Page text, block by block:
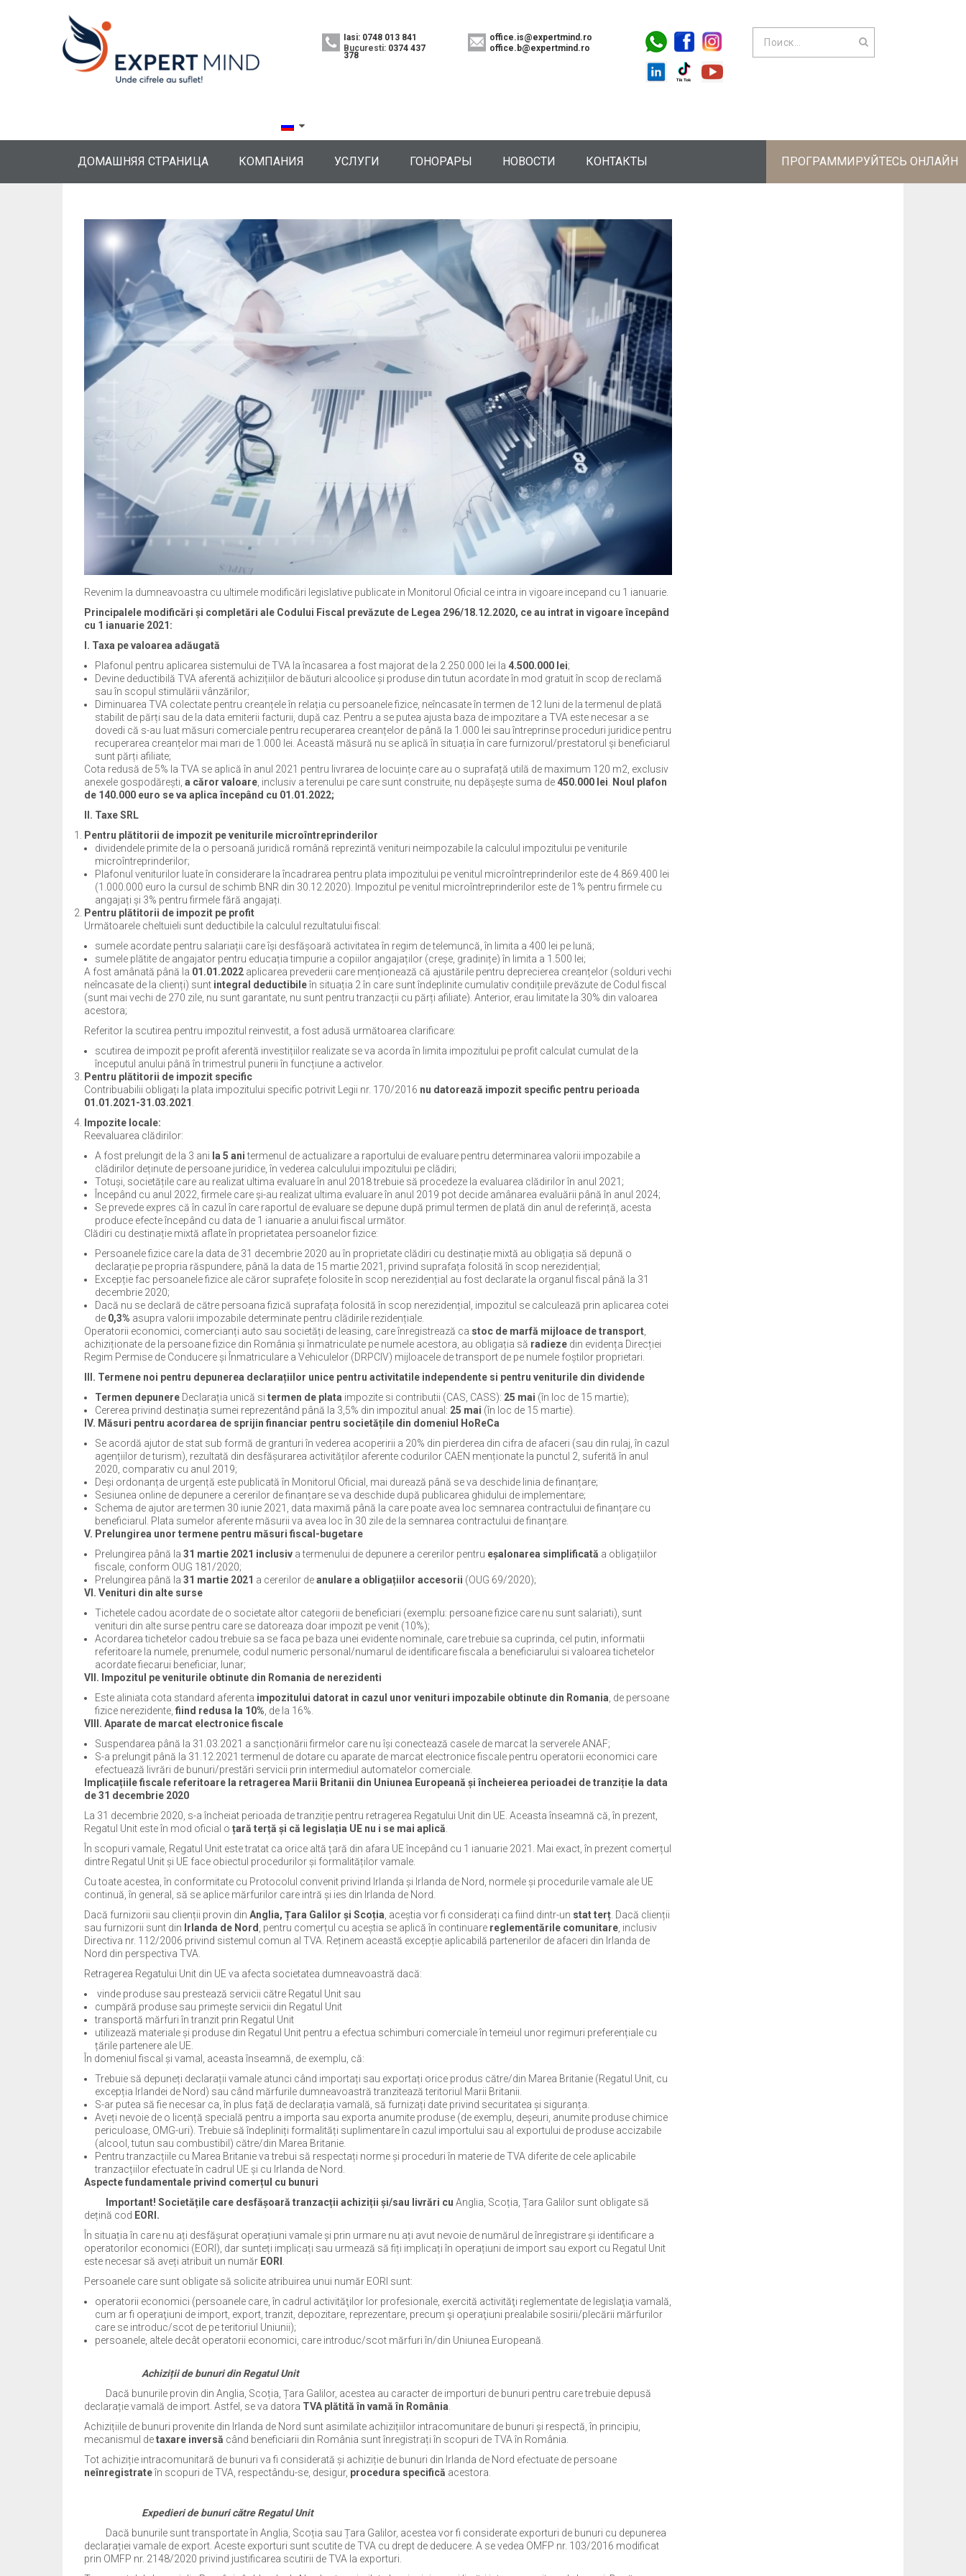
Iasi: 0748 013 841
Bucuresti: 0374 437
378
office.is@expertmind.ro
office.b@expertmind.ro
ДОМАШНЯЯ СТРАНИЦА КОМПАНИЯ УСЛУГИ ГОНОРАРЫ НОВОСТИ КОНТАКТЫ ПРОГРАММИРУЙТЕСЬ ОНЛАЙН
Revenim la dumneavoastra cu ultimele modificări legislative publicate in Monitorul Oficial ce intra in vigoare incepand cu 1 ianuarie.
Principalele modificări și completări ale Codului Fiscal prevăzute de Legea 296/18.12.2020, ce au intrat in vigoare începând
cu 1 ianuarie 2021:
I. Taxa pe valoarea adăugată
Plafonul pentru aplicarea sistemului de TVA la încasarea a fost majorat de la 2.250.000 lei la 4.500.000 lei;
Devine deductibilă TVA aferentă achizițiilor de băuturi alcoolice și produse din tutun acordate în mod gratuit în scop de reclamă
sau în scopul stimulării vânzărilor;
Diminuarea TVA colectate pentru creanțele în relația cu persoanele fizice, neîncasate în termen de 12 luni de la termenul de plată
stabilit de părți sau de la data emiterii facturii, după caz. Pentru a se putea ajusta baza de impozitare a TVA este necesar a se
dovedi că s-au luat măsuri comerciale pentru recuperarea creanțelor de până la 1.000 lei sau întreprinse proceduri juridice pentru
recuperarea creanțelor mai mari de 1.000 lei. Această măsură nu se aplică în situația în care furnizorul/prestatorul și beneficiarul
sunt părți afiliate;
Cota redusă de 5% la TVA se aplică în anul 2021 pentru livrarea de locuințe care au o suprafață utilă de maximum 120 m2, exclusiv
anexele gospodărești, a căror valoare, inclusiv a terenului pe care sunt construite, nu depășește suma de 450.000 lei. Noul plafon
de 140.000 euro se va aplica începând cu 01.01.2022;
II. Taxe SRL
Pentru plătitorii de impozit pe veniturile microîntreprinderilor
dividendele primite de la o persoană juridică română reprezintă venituri neimpozabile la calculul impozitului pe veniturile
microîntreprinderilor;
Plafonul veniturilor luate în considerare la încadrarea pentru plata impozitului pe venitul microîntreprinderilor este de 4.869.400 lei
(1.000.000 euro la cursul de schimb BNR din 30.12.2020). Impozitul pe venitul microîntreprinderilor este de 1% pentru firmele cu
angajați și 3% pentru firmele fără angajați.
Pentru plătitorii de impozit pe profit
Următoarele cheltuieli sunt deductibile la calculul rezultatului fiscal:
sumele acordate pentru salariații care își desfășoară activitatea în regim de telemuncă, în limita a 400 lei pe lună;
sumele plătite de angajator pentru educația timpurie a copiilor angajaților (creșe, gradinițe) în limita a 1.500 lei;
A fost amânată până la 01.01.2022 aplicarea prevederii care menționează că ajustările pentru deprecierea creanțelor (solduri vechi
neîncasate de la clienți) sunt integral deductibileîn situația 2 în care sunt îndeplinite cumulativ condițiile prevăzute de Codul fiscal
(sunt mai vechi de 270 zile, nu sunt garantate, nu sunt pentru tranzacții cu părți afiliate). Anterior, erau limitate la 30% din valoarea
acestora;
Referitor la scutirea pentru impozitul reinvestit, a fost adusă următoarea clarificare:
scutirea de impozit pe profit aferentă investițiilor realizate se va acorda în limita impozitului pe profit calculat cumulat de la
începutul anului până în trimestrul punerii în funcțiune a activelor.
Pentru plătitorii de impozit specific
Contribuabilii obligați la plata impozitului specific potrivit Legii nr. 170/2016 nu datorează impozit specific pentru perioada
01.01.2021-31.03.2021 .
Impozite locale:
Reevaluarea clădirilor:
A fost prelungit de la 3 ani la 5 anitermenul de actualizare a raportului de evaluare pentru determinarea valorii impozabile a
clădirilor deținute de persoane juridice, în vederea calculului impozitului pe clădiri;
Totuși, societățile care au realizat ultima evaluare în anul 2018 trebuie să procedeze la evaluarea clădirilor în anul 2021;
Începând cu anul 2022, firmele care și-au realizat ultima evaluare în anul 2019 pot decide amânarea evaluării până în anul 2024;
Se prevede expres că în cazul în care raportul de evaluare se depune după primul termen de plată din anul de referință, acesta
produce efecte începând cu data de 1 ianuarie a anului fiscal următor.
Clădiri cu destinație mixtă aflate în proprietatea persoanelor fizice:
Persoanele fizice care la data de 31 decembrie 2020 au în proprietate clădiri cu destinație mixtă au obligația să depună o
declarație pe propria răspundere, până la data de 15 martie 2021, privind suprafața folosită în scop nerezidențial;
Excepție fac persoanele fizice ale căror suprafețe folosite în scop nerezidențial au fost declarate la organul fiscal până la 31
decembrie 2020;
Dacă nu se declară de către persoana fizică suprafața folosită în scop nerezidențial, impozitul se calculează prin aplicarea cotei
de 0,3% asupra valorii impozabile determinate pentru clădirile rezidențiale.
Operatorii economici, comercianți auto sau societăți de leasing, care înregistrează ca stoc de marfă mijloace de transport,
achiziționate de la persoane fizice din România și înmatriculate pe numele acestora, au obligația să radieze din evidența Direcției
Regim Permise de Conducere și Înmatriculare a Vehiculelor (DRPCIV) mijloacele de transport de pe numele foștilor proprietari.
III. Termene noi pentru depunerea declarațiilor unice pentru activitatile independente si pentru veniturile din dividende
Termen depunere Declarația unică si termen de plata impozite si contributii (CAS, CASS): 25 mai (în loc de 15 martie);
Cererea privind destinația sumei reprezentând până la 3,5% din impozitul anual: 25 mai (în loc de 15 martie).
IV. Măsuri pentru acordarea de sprijin financiar pentru societățile din domeniul HoReCa
Se acordă ajutor de stat sub formă de granturi în vederea acoperirii a 20% din pierderea din cifra de afaceri (sau din rulaj, în cazul
agențiilor de turism), rezultată din desfășurarea activităților aferente codurilor CAEN menționate la punctul 2, suferită în anul
2020, comparativ cu anul 2019;
Deși ordonanța de urgență este publicată în Monitorul Oficial, mai durează până se va deschide linia de finanțare;
Sesiunea online de depunere a cererilor de finanțare se va deschide după publicarea ghidului de implementare;
Schema de ajutor are termen 30 iunie 2021, data maximă până la care poate avea loc semnarea contractului de finanțare cu
beneficiarul. Plata sumelor aferente măsurii va avea loc în 30 zile de la semnarea contractului de finanțare.
V. Prelungirea unor termene pentru măsuri fiscal-bugetare
Prelungirea până la 31 martie 2021 inclusiv a termenului de depunere a cererilor pentru eșalonarea simplificată a obligațiilor
fiscale, conform OUG 181/2020;
Prelungirea până la 31 martie 2021 a cererilor deanulare a obligațiilor accesorii (OUG 69/2020);
VI. Venituri din alte surse
Tichetele cadou acordate de o societate altor categorii de beneficiari (exemplu: persoane fizice care nu sunt salariati), sunt
venituri din alte surse pentru care se datoreaza doar impozit pe venit (10%);
Acordarea tichetelor cadou trebuie sa se faca pe baza unei evidente nominale, care trebuie sa cuprinda, cel putin, informatii
referitoare la numele, prenumele, codul numeric personal/numarul de identificare fiscala a beneficiarului si valoarea tichetelor
acordate fiecarui beneficiar, lunar;
VII. Impozitul pe veniturile obtinute din Romania de nerezidenti
Este aliniata cota standard aferenta impozitului datorat in cazul unor venituri impozabile obtinute din Romania, de persoane
fizice nerezidente, fiind redusa la 10%, de la 16%.
VIII. Aparate de marcat electronice fiscale
Suspendarea până la 31.03.2021 a sancționării firmelor care nu își conectează casele de marcat la serverele ANAF;
S-a prelungit până la 31.12.2021 termenul de dotare cu aparate de marcat electronice fiscale pentru operatorii economici care
efectuează livrări de bunuri/prestări servicii prin intermediul automatelor comerciale.
Implicațiile fiscale referitoare la retragerea Marii Britanii din Uniunea Europeană și încheierea perioadei de tranziție la data
de 31 decembrie 2020
La 31 decembrie 2020, s-a încheiat perioada de tranziție pentru retragerea Regatului Unit din UE. Aceasta înseamnă că, în prezent,
Regatul Unit este în mod oficial o țară terță și că legislația UE nu i se mai aplică.
În scopuri vamale, Regatul Unit este tratat ca orice altă țară din afara UE începând cu 1 ianuarie 2021. Mai exact, în prezent comerțul
dintre Regatul Unit și UE face obiectul procedurilor și formalităților vamale.
Cu toate acestea, în conformitate cu Protocolul convenit privind Irlanda și Irlanda de Nord, normele și procedurile vamale ale UE
continuă, în general, să se aplice mărfurilor care intră și ies din Irlanda de Nord.
Dacă furnizorii sau clienții provin din Anglia, Țara Galilor și Scoția, aceștia vor fi considerați ca fiind dintr-un stat terț. Dacă clienții
sau furnizorii sunt din Irlanda de Nord, pentru comerțul cu aceștia se aplică în continuare reglementările comunitare, inclusiv
Directiva nr. 112/2006 privind sistemul comun al TVA. Reținem această excepție aplicabilă partenerilor de afaceri din Irlanda de
Nord din perspectiva TVA.
Retragerea Regatului Unit din UE va afecta societatea dumneavoastră dacă:
vinde produse sau prestează servicii către Regatul Unit sau
cumpără produse sau primește servicii din Regatul Unit
transportă mărfuri în tranzit prin Regatul Unit
utilizează materiale și produse din Regatul Unit pentru a efectua schimburi comerciale în temeiul unor regimuri preferențiale cu
țările partenere ale UE.
În domeniul fiscal și vamal, aceasta înseamnă, de exemplu, că:
Trebuie să depuneți declarații vamale atunci când importați sau exportați orice produs către/din Marea Britanie (Regatul Unit, cu
excepția Irlandei de Nord) sau când mărfurile dumneavoastră tranzitează teritoriul Marii Britanii.
S-ar putea să fie necesar ca, în plus față de declarația vamală, să furnizați date privind securitatea și siguranța.
Aveți nevoie de o licență specială pentru a importa sau exporta anumite produse (de exemplu, deșeuri, anumite produse chimice
periculoase, OMG-uri). Trebuie să îndepliniți formalități suplimentare în cazul importului sau al exportului de produse accizabile
(alcool, tutun sau combustibil) către/din Marea Britanie.
Pentru tranzacțiile cu Marea Britanie va trebui să respectați norme și proceduri în materie de TVA diferite de cele aplicabile
tranzacțiilor efectuate în cadrul UE și cu Irlanda de Nord.
Aspecte fundamentale privind comerțul cu bunuri
Important! Societățile care desfășoară tranzacții achiziții și/sau livrări cu Anglia, Scoția, Țara Galilor sunt obligate să
dețină cod EORI.
În situația în care nu ați desfășurat operațiuni vamale și prin urmare nu ați avut nevoie de numărul de înregistrare și identificare a
operatorilor economici (EORI), dar sunteți implicați sau urmează să fiți implicați în operațiuni de import sau export cu Regatul Unit
este necesar să aveți atribuit un număr EORI .
Persoanele care sunt obligate să solicite atribuirea unui număr EORI sunt:
operatorii economici (persoanele care, în cadrul activităţilor lor profesionale, exercită activităţi reglementate de legislaţia vamală,
cum ar fi operaţiuni de import, export, tranzit, depozitare, reprezentare, precum şi operaţiuni prealabile sosirii/plecării mărfurilor
care se introduc/scot de pe teritoriul Uniunii);
persoanele, altele decât operatorii economici, care introduc/scot mărfuri în/din Uniunea Europeană.
Achiziții de bunuri din Regatul Unit
Dacă bunurile provin din Anglia, Scoția, Țara Galilor, acestea au caracter de importuri de bunuri pentru care trebuie depusă
declarație vamală de import. Astfel, se va datora TVA plătită în vamă în România.
Achizițiile de bunuri provenite din Irlanda de Nord sunt asimilate achizițiilor intracomunitare de bunuri și respectă, în principiu,
mecanismul detaxare inversă când beneficiarii din România sunt înregistrați în scopuri de TVA în România.
Tot achiziție intracomunitară de bunuri va fi considerată și achiziție de bunuri din Irlanda de Nord efectuate de persoane
neînregistrateîn scopuri de TVA, respectându-se, desigur, procedura specifică acestora.
Expedieri de bunuri către Regatul Unit
Dacă bunurile sunt transportate în Anglia, Scoția sau Țara Galilor, acestea vor fi considerate exporturi de bunuri cu depunerea
declarației vamale de export. Aceste exporturi sunt scutite de TVA cu drept de deducere. A se vedea OMFP nr. 103/2016 modificat
prin OMFP nr. 2148/2020 privind justificarea scutirii de TVA la exporturi.